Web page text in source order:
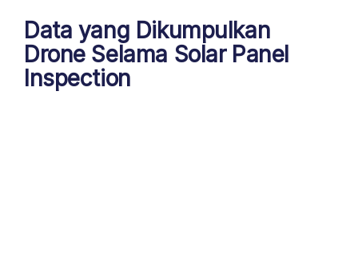
Data yang Dikumpulkan
Drone Selama Solar Panel
Inspection